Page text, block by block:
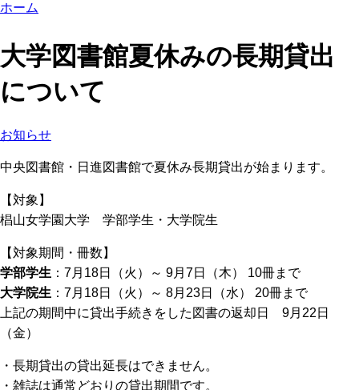
ホーム
大学図書館夏休みの長期貸出
について
お知らせ
中央図書館・日進図書館で夏休み長期貸出が始まります。
【対象】
椙山女学園大学 学部学生・大学院生
【対象期間・冊数】
学部学生 ：7月18日（火）～ 9月7日（木） 10冊まで
大学院生 ：7月18日（火）～ 8月23日（水） 20冊まで
上記の期間中に貸出手続きをした図書の返却日 9月22日
（金）
・長期貸出の貸出延長はできません。
・雑誌は通常どおりの貸出期間です。